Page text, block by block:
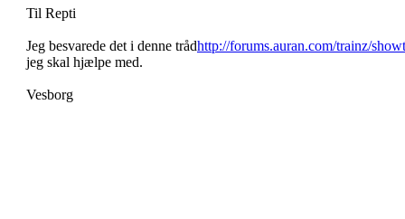
Til Repti
Jeg besvarede det i denne trådhttp://forums.auran.com/trainz/
jeg skal hjælpe med.
Vesborg